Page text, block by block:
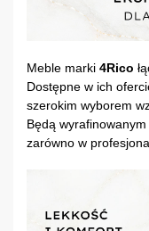
Meble marki 4Rico
Dostępne w ich
szerokim wyborem
Będą
zarówno w